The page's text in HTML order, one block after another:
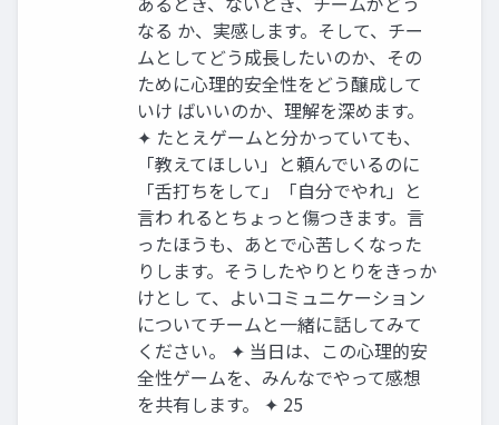
なる か、実感します。そして、チー
ムとしてどう成長したいのか、その
ために心理的安全性をどう醸成して
いけ ばいいのか、理解を深めます。
✦ たとえゲームと分かっていても、
「教えてほしい」と頼んでいるのに
「舌打ちをして」「自分でやれ」と
言わ れるとちょっと傷つきます。言
ったほうも、あとで心苦しくなった
りします。そうしたやりとりをきっか
けとし て、よいコミュニケーション
についてチームと一緒に話してみて
ください。 ✦ 当日は、この心理的安
全性ゲームを、みんなでやって感想
を共有します。 ✦ 25